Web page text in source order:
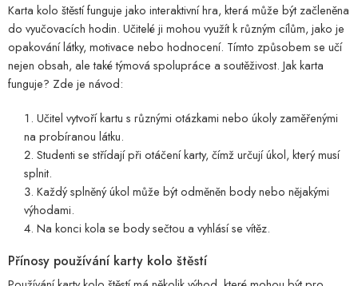
Karta kolo štěstí funguje jako interaktivní hra, která může být začleněna
do vyučovacích hodin. Učitelé ji mohou využít k různým cílům, jako je
opakování látky, motivace nebo hodnocení. Tímto způsobem se učí
nejen obsah, ale také týmová spolupráce a soutěživost. Jak karta
funguje? Zde je návod:
Učitel vytvoří kartu s různými otázkami nebo úkoly zaměřenými
na probíranou látku.
Studenti se střídají při otáčení karty, čímž určují úkol, který musí
splnit.
Každý splněný úkol může být odměněn body nebo nějakými
výhodami.
Na konci kola se body sečtou a vyhlásí se vítěz.
Přínosy používání karty kolo štěstí